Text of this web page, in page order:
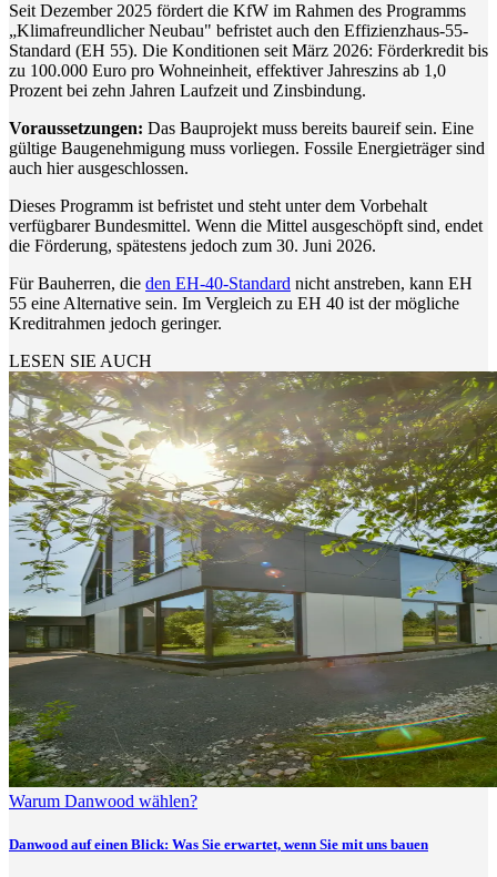
Seit Dezember 2025 fördert die KfW im Rahmen des Programms
„Klimafreundlicher Neubau" befristet auch den Effizienzhaus-55-
Standard (EH 55). Die Konditionen seit März 2026: Förderkredit bis
zu 100.000 Euro pro Wohneinheit, effektiver Jahreszins ab 1,0
Prozent bei zehn Jahren Laufzeit und Zinsbindung.
Voraussetzungen: Das Bauprojekt muss bereits baureif sein. Eine
gültige Baugenehmigung muss vorliegen. Fossile Energieträger sind
auch hier ausgeschlossen.
Dieses Programm ist befristet und steht unter dem Vorbehalt
verfügbarer Bundesmittel. Wenn die Mittel ausgeschöpft sind, endet
die Förderung, spätestens jedoch zum 30. Juni 2026.
Für Bauherren, die den EH-40-Standard nicht anstreben, kann EH
55 eine Alternative sein. Im Vergleich zu EH 40 ist der mögliche
Kreditrahmen jedoch geringer.
LESEN SIE AUCH
Warum Danwood wählen?
Danwood auf einen Blick: Was Sie erwartet, wenn Sie mit uns bauen